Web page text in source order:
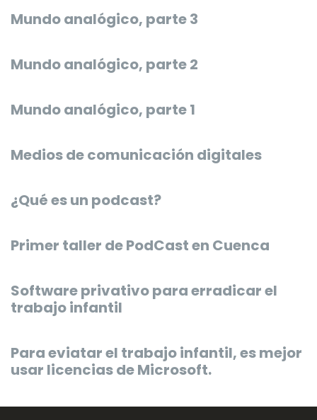
Mundo analógico, parte 3
Mundo analógico, parte 2
Mundo analógico, parte 1
Medios de comunicación digitales
¿Qué es un podcast?
Primer taller de PodCast en Cuenca
Software privativo para erradicar el
trabajo infantil
Para eviatar el trabajo infantil, es mejor
usar licencias de Microsoft.